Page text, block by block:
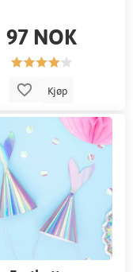
97 NOK
Kjøp